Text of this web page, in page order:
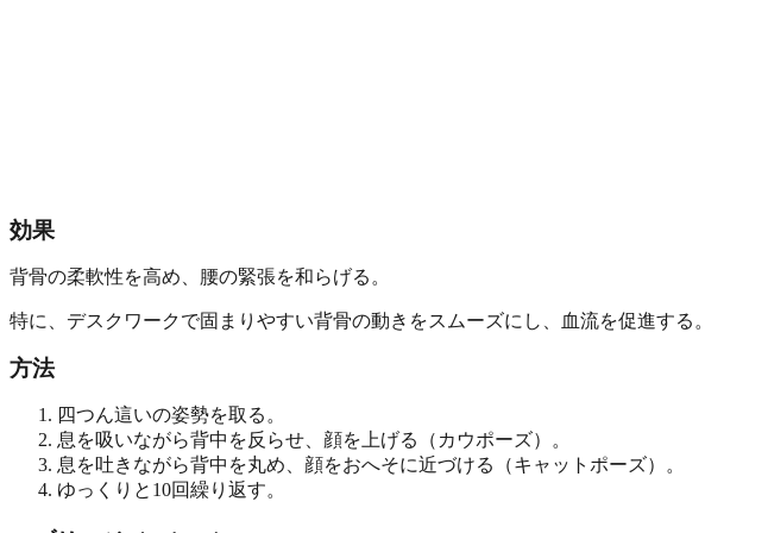
効果
背骨の柔軟性を高め、腰の緊張を和らげる。
特に、デスクワークで固まりやすい背骨の動きをスムーズにし、血流を促進する。
方法
四つん這いの姿勢を取る。
息を吸いながら背中を反らせ、顔を上げる（カウポーズ）。
息を吐きながら背中を丸め、顔をおへそに近づける（キャットポーズ）。
ゆっくりと10回繰り返す。